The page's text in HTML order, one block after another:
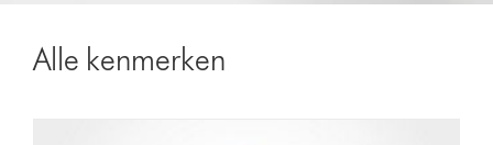
Alle kenmerken